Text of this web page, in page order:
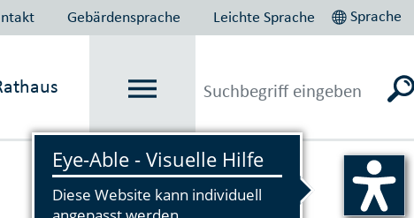
Gebärdensprache Leichte Sprache Sprache
Vorlesen